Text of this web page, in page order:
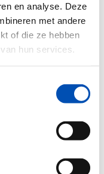
en analyse. Deze
met andere
of die ze hebben
hun services.
Global Head,
Systems,
and Access
Access & Policy,
of